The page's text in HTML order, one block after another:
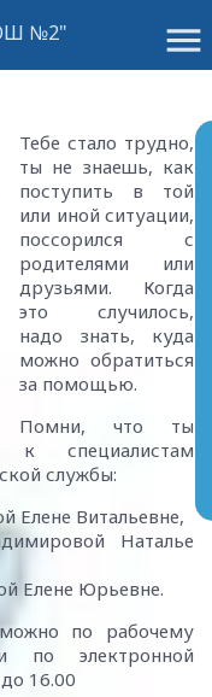
menu
№2"
Тебе стало трудно,
ты не знаешь, как
поступить в той
или иной ситуации,
поссорился с
родителями или
друзьями. Когда
это случилось,
надо знать, куда
можно обратиться
за помощью.
Помни, что ты
к специалистам
службы:
Елене Витальевне,
Наталье
Елене Юрьевне.
по рабочему
по электронной
16.00